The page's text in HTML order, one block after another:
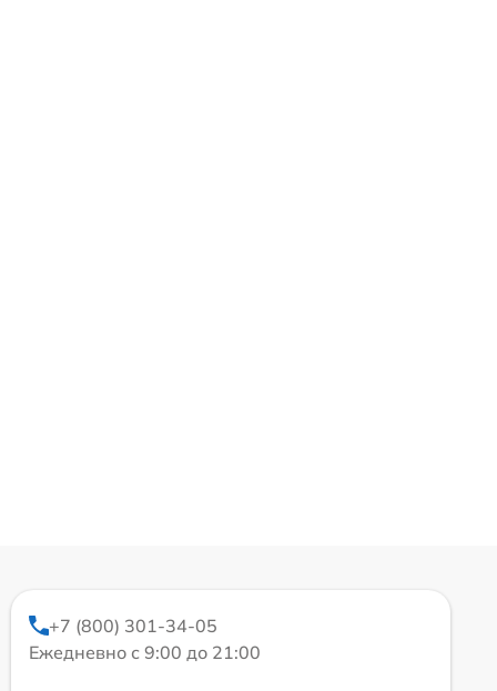
+7 (800) 301-34-05
Ежедневно с 9:00 до 21:00